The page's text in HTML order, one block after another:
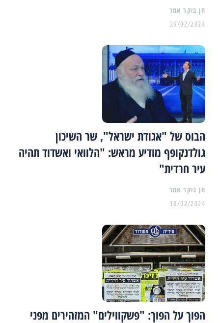
26/02/2024
הבוס של "אגודת ישראל", שר השיכון
גולדנקופף מודיע מראש: "הלוואי ואשדוד תהיה
עיר חרדית"
18/02/2024
הפוך על הפוך: "פשקווילים" המזהירים מפני